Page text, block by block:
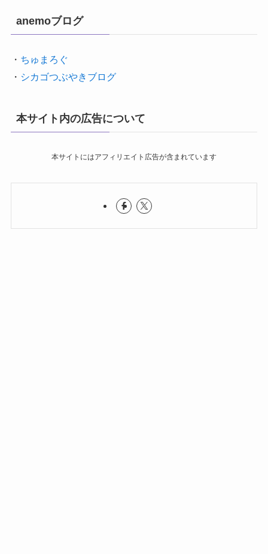
anemoブログ
・ ちゅまろぐ
・ シカゴつぶやきブログ
本サイト内の広告について
本サイトにはアフィリエイト広告が含まれています